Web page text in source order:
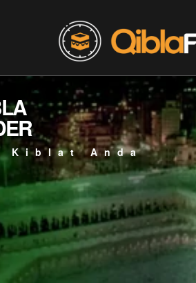
Kiblat Anda